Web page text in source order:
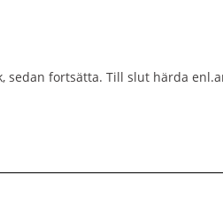
sedan fortsätta. Till slut härda